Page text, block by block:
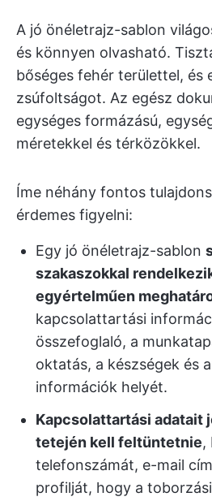
A jó önéletrajz-sablon
és könnyen olvasható.
bőséges fehér területtel, és
zsúfoltságot. Az egész
egységes formázású,
méretekkel és térközökkel.
Íme néhány fontos
érdemes figyelni:
Egy jó önéletrajz-sablon
szakaszokkal
egyértelműen
kapcsolattartási
összefoglaló, a
oktatás, a készségek és
információk helyét.
Kapcsolattartási adatait
tetején kell feltüntetnie,
telefonszámát, e-mail
profilját, hogy a